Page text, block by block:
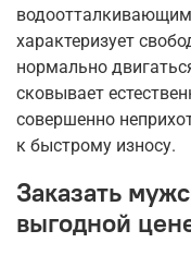
характеризует
нормально
сковывает
совершенно
к быстрому износу.
Заказать
выгодной